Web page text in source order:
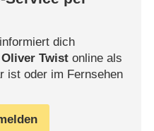
dich
Oliver Twistonline als
ist oder im Fernsehen